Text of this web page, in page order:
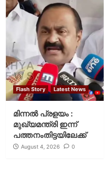
Flash Story Latest News
മിന്നല്‍ പ്രളയം :
മുഖ്യമന്ത്രി ഇന്ന്
പത്തനംതിട്ടയിലേക്ക്
August 4, 2026 0